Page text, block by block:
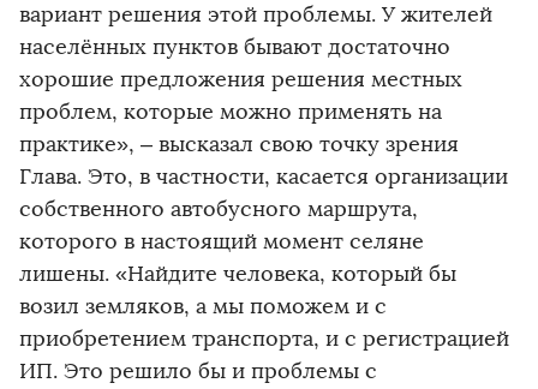
вариант решения этой проблемы. У жителей
населённых пунктов бывают достаточно
хорошие предложения решения местных
проблем, которые можно применять на
практике», – высказал свою точку зрения
Глава. Это, в частности, касается организации
собственного автобусного маршрута,
которого в настоящий момент селяне
лишены. «Найдите человека, который бы
возил земляков, а мы поможем и с
приобретением транспорта, и с регистрацией
ИП. Это решило бы и проблемы с